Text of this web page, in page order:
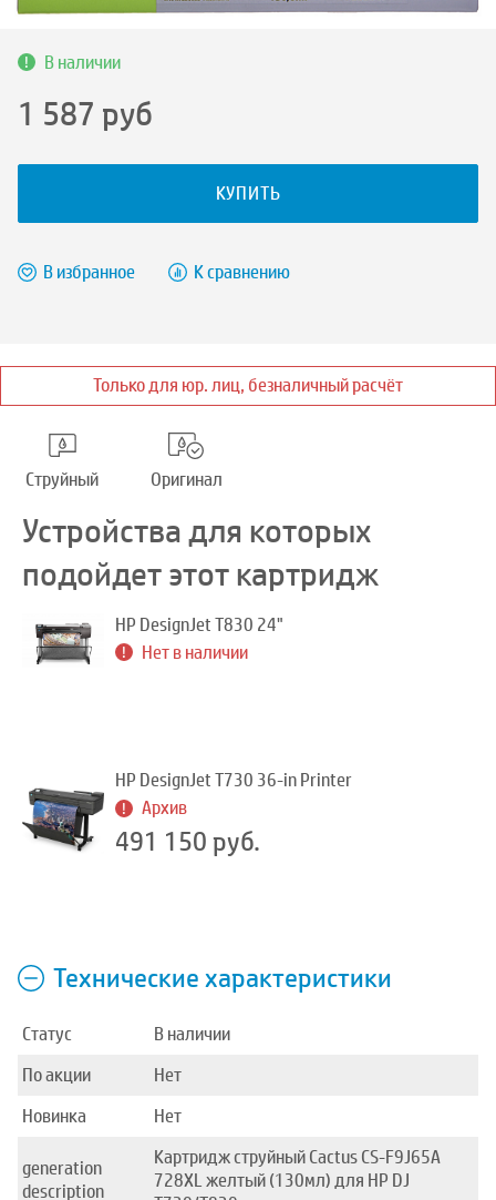
В наличии
1 587 руб
КУПИТЬ
В избранное К сравнению
Только для юр. лиц, безналичный расчёт
Струйный Оригинал
Устройства для которых
подойдет этот картридж
HP DesignJet T830 24"
Нет в наличии
HP DesignJet T730 36-in Printer
Архив
491 150 руб.
Технические характеристики
Статус
В наличии
По акции
Нет
Новинка
Нет
generation
description
Картридж струйный Cactus CS-F9J65A
728XL желтый (130мл) для HP DJ